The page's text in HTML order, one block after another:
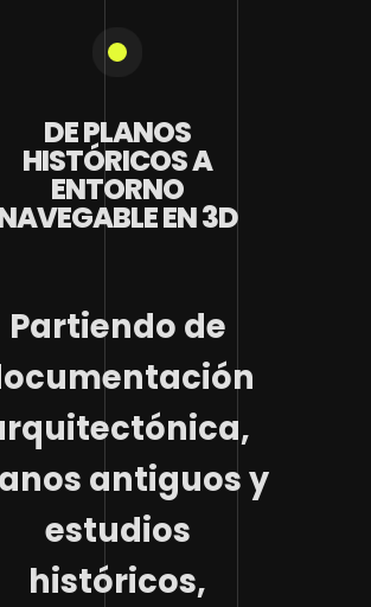
DE PLANOS
HISTÓRICOS A
ENTORNO
EN 3D
Partiendo de
antiguos y
estudios
históricos,